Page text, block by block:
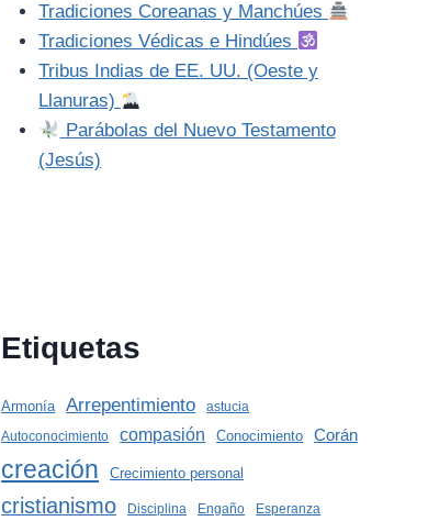
Tradiciones Coreanas y Manchúes
Tradiciones Védicas e Hindúes
Tribus Indias de EE. UU. (Oeste y
Llanuras)
Parábolas del Nuevo Testamento
(Jesús)
Etiquetas
Armonía Arrepentimiento
astucia
Autoconocimiento
compasión Conocimiento Corán
creación Crecimiento personal
cristianismo Disciplina Engaño Esperanza